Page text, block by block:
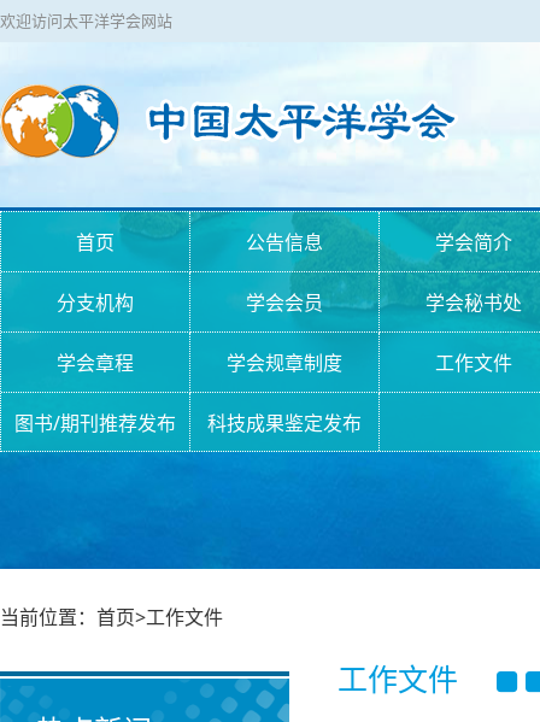
欢迎访问太平洋学会网站
首页 公告信息 学会简介
分支机构 学会会员 学会秘书处
学会章程 学会规章制度 工作文件
图书/期刊推荐发布 科技成果鉴定发布
当前位置：首页>工作文件
工作文件